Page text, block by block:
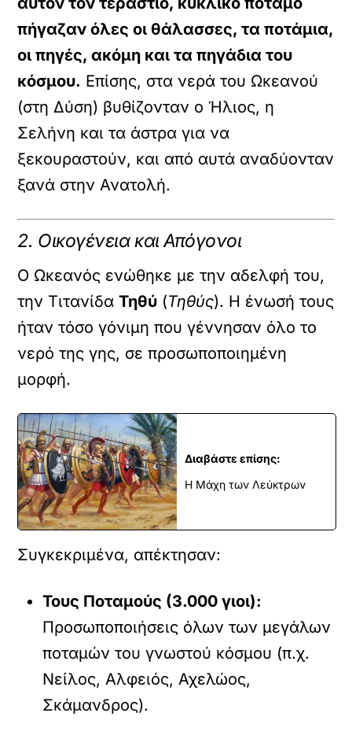
πήγαζαν όλες οι θάλασσες, τα ποτάμια,
οι πηγές, ακόμη και τα πηγάδια του
κόσμου. Επίσης, στα νερά του Ωκεανού
(στη Δύση) βυθίζονταν ο Ήλιος, η
Σελήνη και τα άστρα για να
ξεκουραστούν, και από αυτά αναδύονταν
ξανά στην Ανατολή.
2. Οικογένεια και Απόγονοι
Ο Ωκεανός ενώθηκε με την αδελφή του,
την ΤιτανίδαΤηθύ (Τηθύς). Η ένωσή τους
ήταν τόσο γόνιμη που γέννησαν όλο το
νερό της γης, σε προσωποποιημένη
μορφή.
Διαβάστε επίσης:
Η Μάχη των Λεύκτρων
Συγκεκριμένα, απέκτησαν:
Τους Ποταμούς (3.000 γιοι):
Προσωποποιήσεις όλων των μεγάλων
ποταμών του γνωστού κόσμου (π.χ.
Νείλος, Αλφειός, Αχελώος,
Σκάμανδρος).